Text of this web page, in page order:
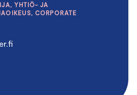
YHTIÖ- JA
CORPORATE